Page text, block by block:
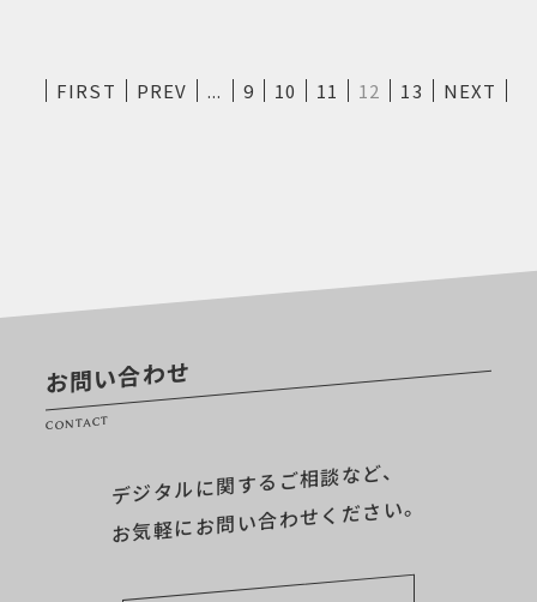
FIRST PREV ... 9 10 11 12 13 NEXT
お問い合わせ
CONTACT
デジタルに関するご相談など、
お気軽にお問い合わせください。